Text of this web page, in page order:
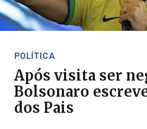
POLÍTICA
Após visita ser
Bolsonaro
dos Pais